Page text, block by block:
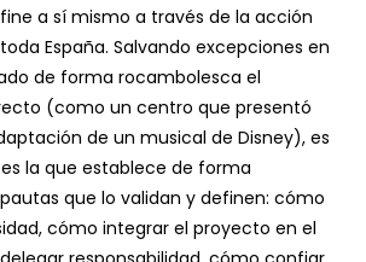
a sí mismo a través de la acción
España. Salvando excepciones en
de forma rocambolesca el
(como un centro que presentó
de un musical de Disney), es
la que establece de forma
que lo validan y definen: cómo
cómo integrar el proyecto en el